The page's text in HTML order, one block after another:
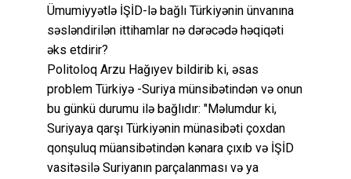
Ümumiyyətlə İŞİD-lə bağlı Türkiyənin ünvanına
səsləndirilən ittihamlar nə dərəcədə həqiqəti
əks etdirir?
Politoloq Arzu Hağıyev bildirib ki, əsas
problem Türkiyə -Suriya münsibətindən və onun
bu günkü durumu ilə bağlıdır: "Məlumdur ki,
Suriyaya qarşı Türkiyənin münasibəti çoxdan
qonşuluq müansibətindən kənara çıxıb və İŞİD
vasitəsilə Suriyanın parçalanması və ya